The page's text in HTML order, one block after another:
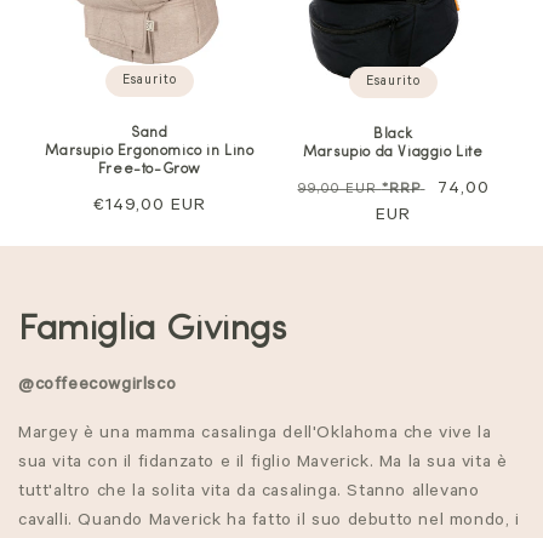
Esaurito
Sand
Marsupio Ergonomico in Lino
Free-to-Grow
Prezzo
€149,00 EUR
Esaurito
Black
Marsupio da Viaggio Lite
Prezzo
99,00 EUR*RRP
Prezzo
vendita
74,00
EUR
C
o
l
l
e
Famiglia Givings
@coffeecowgirlsco
Margey è una mamma casalinga dell'Oklahoma che vive la
sua vita con il fidanzato e il figlio Maverick. Ma la sua vita è
tutt'altro che la solita vita da casalinga. Stanno allevano
cavalli. Quando Maverick ha fatto il suo debutto nel mondo, i